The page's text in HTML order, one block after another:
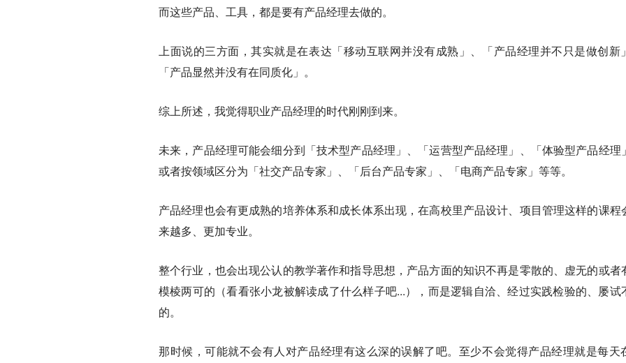
而这些产品、工具，都是要有产品经理去做的。
上面说的三方面，其实就是在表达「移动互联网并没有成熟」、「产品经理并不只是做创新
「产品显然并没有在同质化」。
综上所述，我觉得职业产品经理的时代刚刚到来。
未来，产品经理可能会细分到「技术型产品经理」、「运营型产品经理」、「体验型产品经理
或者按领域区分为「社交产品专家」、「后台产品专家」、「电商产品专家」等等。
产品经理也会有更成熟的培养体系和成长体系出现，在高校里产品设计、项目管理这样的课程
来越多、更加专业。
整个行业，也会出现公认的教学著作和指导思想，产品方面的知识不再是零散的、虚无的或者
模棱两可的（看看张小龙被解读成了什么样子吧...），而是逻辑自洽、经过实践检验的、屡试
的。
那时候，可能就不会有人对产品经理有这么深的误解了吧。至少不会觉得产品经理就是每天